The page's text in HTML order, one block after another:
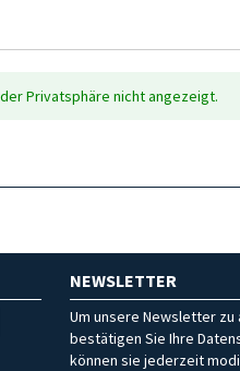
Privatsphäre nicht angezeigt.
NEWSLETTER
Um unsere Newsletter
bestätigen Sie Ihre
können sie jederzeit